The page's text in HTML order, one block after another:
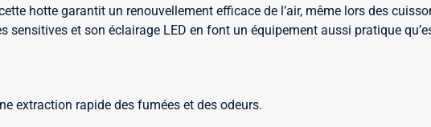
hotte garantit un renouvellement efficace de l’air, même lors des
et son éclairage LED en font un équipement aussi pratique
extraction rapide des fumées et des odeurs.